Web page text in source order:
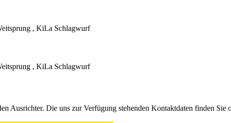
, KiLa Schlagwurf
, KiLa Schlagwurf
Ausrichter. Die uns zur Verfügung stehenden Kontaktdaten finden Sie